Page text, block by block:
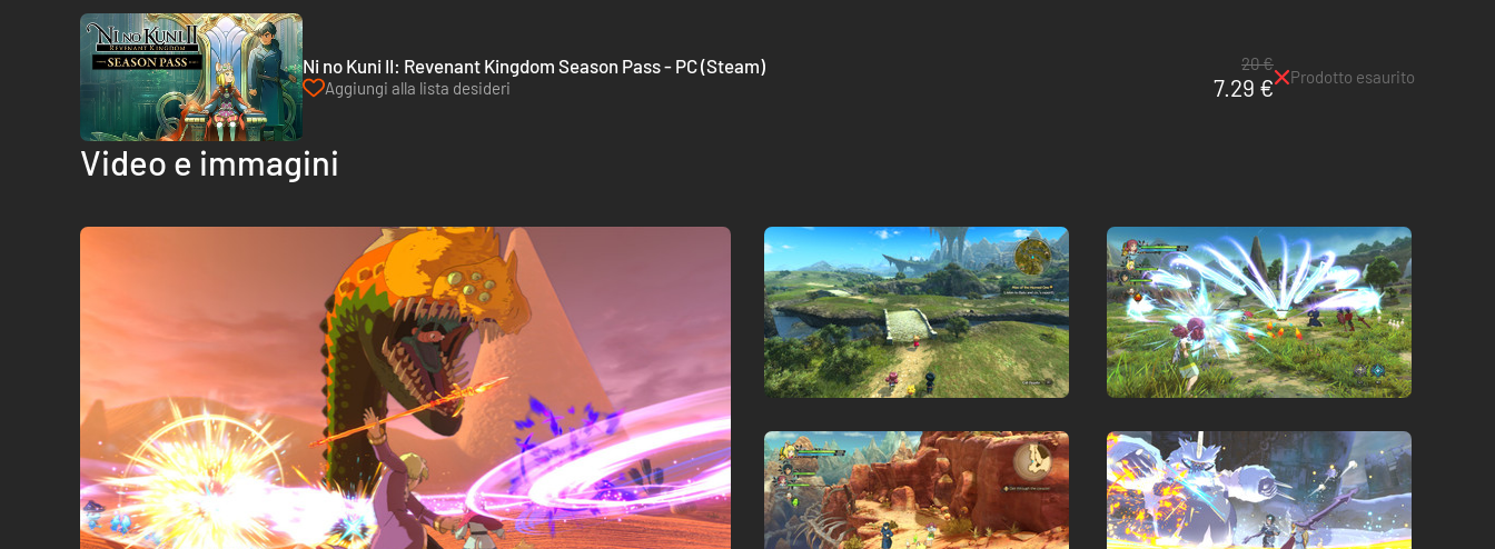
Ni no Kuni II: Revenant Kingdom Season Pass - PC (Steam)
Aggiungi alla lista desideri
20 €
7.29 € Prodotto esaurito
Video e immagini